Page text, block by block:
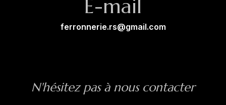
E-mail
ferronnerie.rs@gmail.com
N'hésitez pas à nous contacter